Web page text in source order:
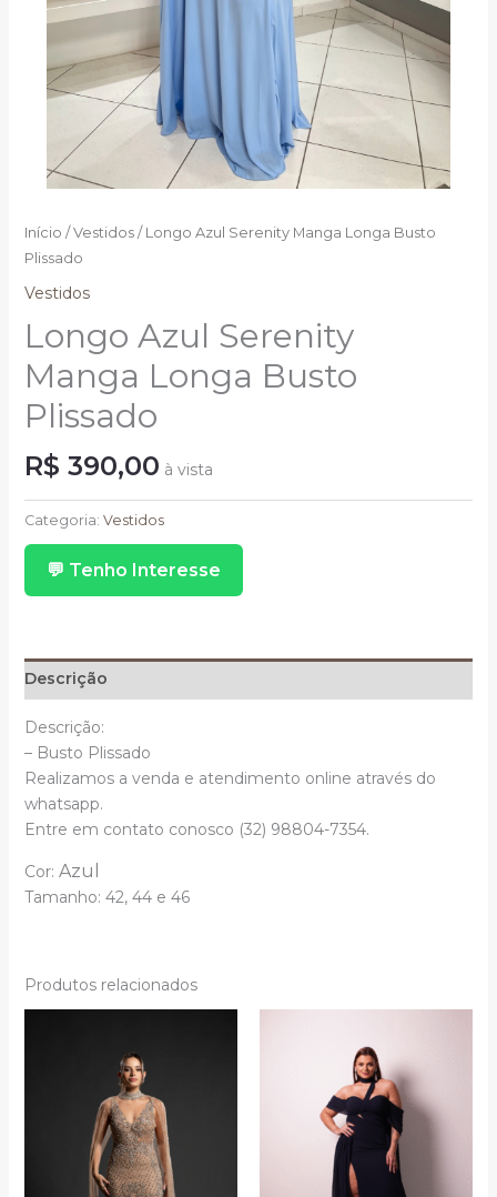
Início / Vestidos/ Longo Azul Serenity Manga Longa Busto
Plissado
Vestidos
Longo Azul Serenity
Manga Longa Busto
Plissado
R$ 390,00 à vista
Azul
Serenity
Manga
Longa
quantidade
Categoria: Vestidos
💬 Tenho Interesse
Descrição
Descrição:
– Busto Plissado
Realizamos a venda e atendimento online através do
whatsapp.
Entre em contato conosco (32) 98804-7354.
Cor: Azul
Tamanho: 42, 44 e 46
Produtos relacionados